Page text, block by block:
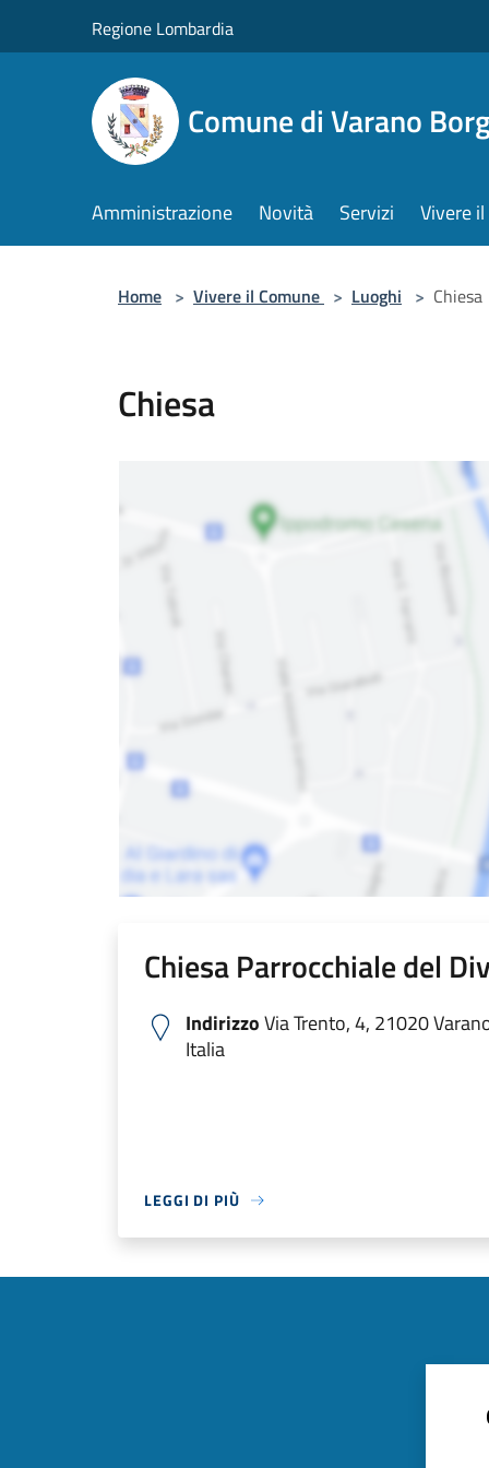
Regione Lombardia
Comune di Varano
Amministrazione Novità Servizi Vivere
Home > Vivere il Comune > Luoghi > Chiesa
Chiesa
Chiesa Parrocchiale del
IndirizzoVia Trento, 4, 21020
Italia
LEGGI DI PIÙ